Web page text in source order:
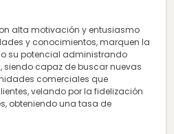
alta motivación y entusiasmo
y conocimientos, marquen la
su potencial administrando
siendo capaz de buscar nuevas
comerciales que
velando por la fidelización
obteniendo una tasa de